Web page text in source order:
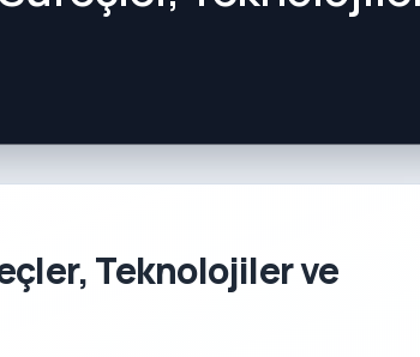
Teknolojiler ve